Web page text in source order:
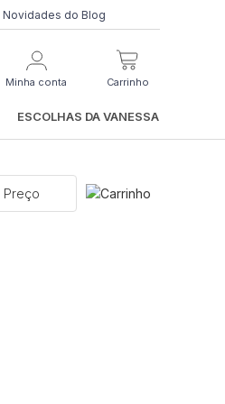
Novidades do Blog
Minha conta Carrinho
ESCOLHAS DA VANESSA
Preço